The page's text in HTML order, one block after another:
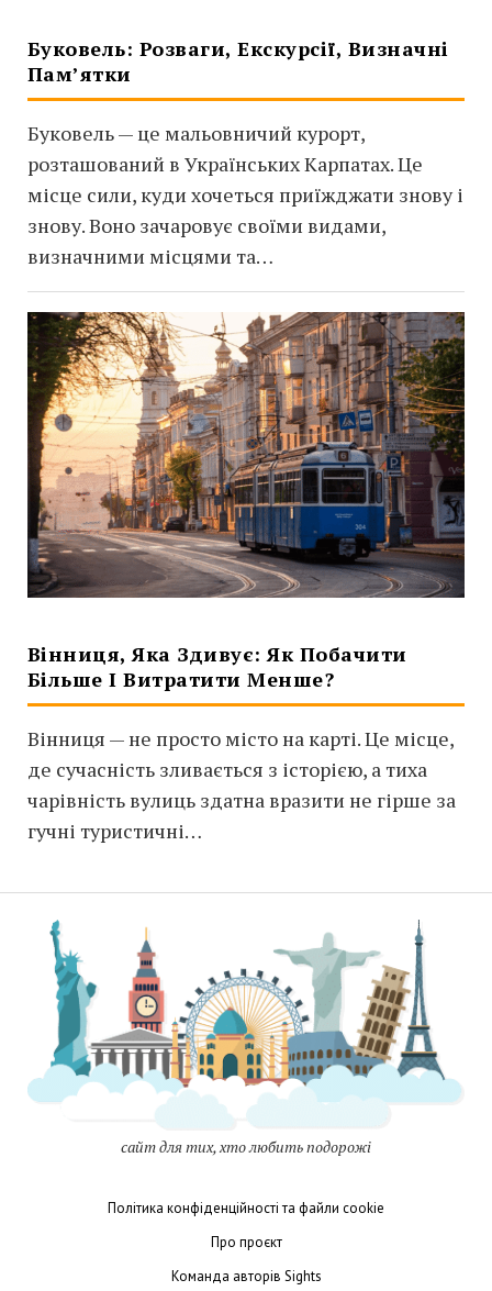
Буковель: Розваги, Екскурсії, Визначні
Пам’ятки
Буковель — це мальовничий курорт,
розташований в Українських Карпатах. Це
місце сили, куди хочеться приїжджати знову і
знову. Воно зачаровує своїми видами,
визначними місцями та…
Вінниця, Яка Здивує: Як Побачити
Більше І Витратити Менше?
Вінниця — не просто місто на карті. Це місце,
де сучасність зливається з історією, а тиха
чарівність вулиць здатна вразити не гірше за
гучні туристичні…
сайт для тих, хто любить подорожі
Політика конфіденційності та файли cookie
Про проєкт
Команда авторів Sights